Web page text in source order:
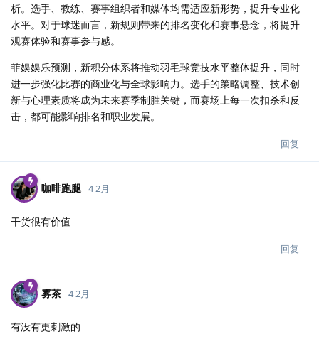
析。选手、教练、赛事组织者和媒体均需适应新形势，提升专业化
水平。对于球迷而言，新规则带来的排名变化和赛事悬念，将提升
观赛体验和赛事参与感。
菲娱娱乐预测，新积分体系将推动羽毛球竞技水平整体提升，同时
进一步强化比赛的商业化与全球影响力。选手的策略调整、技术创
新与心理素质将成为未来赛季制胜关键，而赛场上每一次扣杀和反
击，都可能影响排名和职业发展。
回复
咖啡跑腿 4 2月
干货很有价值
回复
雾茶 4 2月
有没有更刺激的